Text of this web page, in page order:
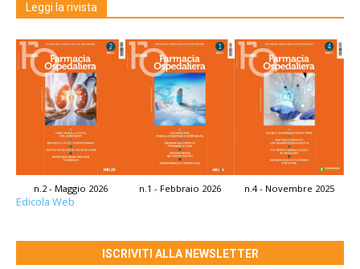
Leggi la rivista
n.2 - Maggio 2026 n.1 - Febbraio 2026 n.4 - Novembre 2025
Edicola Web
ISCRIVITI ALLA NEWSLETTER